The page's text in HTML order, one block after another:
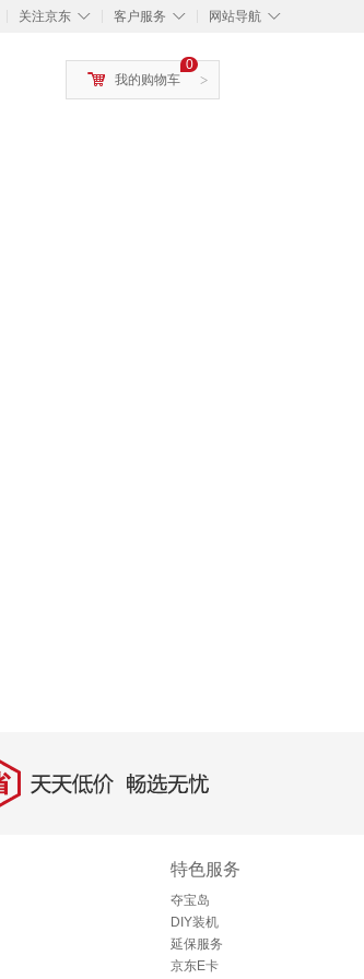
◇
关注京东 ◇
客户服务 ◇
网站导航
>
0
我的购物车
天天低价，畅选无忧
特色服务
夺宝岛
DIY装机
延保服务
京东E卡